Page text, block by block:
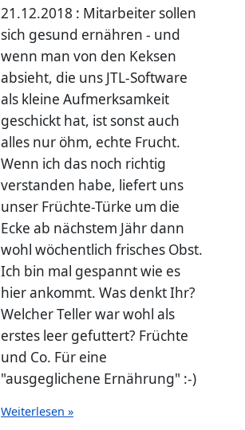
21.12.2018 : Mitarbeiter sollen
sich gesund ernähren - und
wenn man von den Keksen
absieht, die uns JTL-Software
als kleine Aufmerksamkeit
geschickt hat, ist sonst auch
alles nur öhm, echte Frucht.
Wenn ich das noch richtig
verstanden habe, liefert uns
unser Früchte-Türke um die
Ecke ab nächstem Jähr dann
wohl wöchentlich frisches Obst.
Ich bin mal gespannt wie es
hier ankommt. Was denkt Ihr?
Welcher Teller war wohl als
erstes leer gefuttert? Früchte
und Co. Für eine
"ausgeglichene Ernährung" :-)
Weiterlesen »